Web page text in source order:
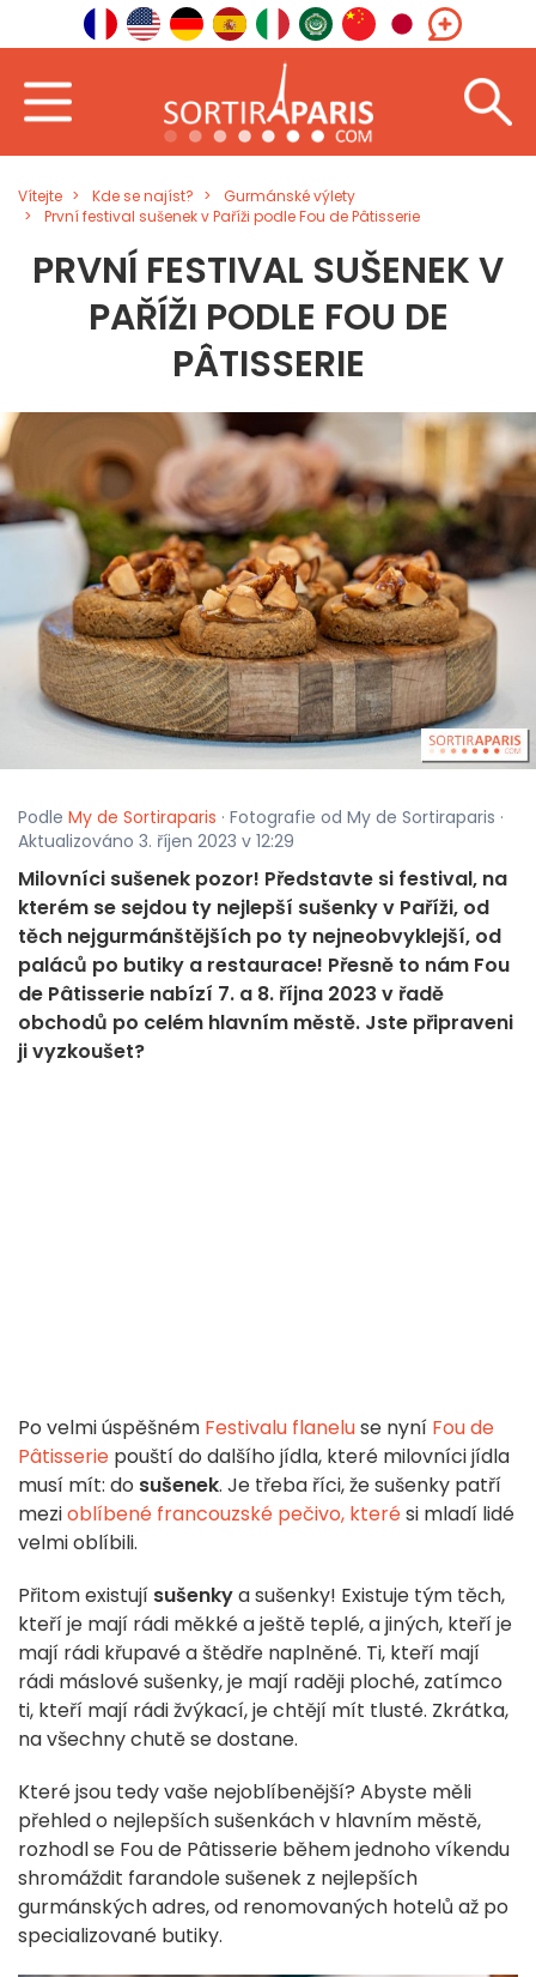
Vítejte Kde se najíst?
Gurmánské výlety
První festival sušenek v Paříži podle Fou de Pâtisserie
PRVNÍ FESTIVAL SUŠENEK V
PAŘÍŽI PODLE FOU DE
PÂTISSERIE
Podle My de Sortiraparis · Fotografie od My de Sortiraparis ·
Aktualizováno 3. říjen 2023 v 12:29
Milovníci sušenek pozor! Představte si festival, na
kterém se sejdou ty nejlepší sušenky v Paříži, od
těch nejgurmánštějších po ty nejneobvyklejší, od
paláců po butiky a restaurace! Přesně to nám Fou
de Pâtisserie nabízí 7. a 8. října 2023 v řadě
obchodů po celém hlavním městě. Jste připraveni
ji vyzkoušet?
Po velmi úspěšném Festivalu flaneluse nyní Fou de
Pâtisserie pouští do dalšího jídla, které milovníci jídla
musí mít: do sušenek. Je třeba říci, že sušenky patří
mezioblíbené francouzské pečivo, kterési mladí lidé
velmi oblíbili.
Přitom existují sušenkya sušenky! Existuje tým těch,
kteří je mají rádi měkké a ještě teplé, a jiných, kteří je
mají rádi křupavé a štědře naplněné. Ti, kteří mají
rádi máslové sušenky, je mají raději ploché, zatímco
ti, kteří mají rádi žvýkací, je chtějí mít tlusté. Zkrátka,
na všechny chutě se dostane.
Které jsou tedy vaše nejoblíbenější? Abyste měli
přehled o nejlepších sušenkách v hlavním městě,
rozhodl se Fou de Pâtisserie během jednoho víkendu
shromáždit farandole sušenek z nejlepších
gurmánských adres, od renomovaných hotelů až po
specializované butiky.